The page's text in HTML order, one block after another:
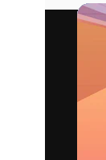
Видео
3D-